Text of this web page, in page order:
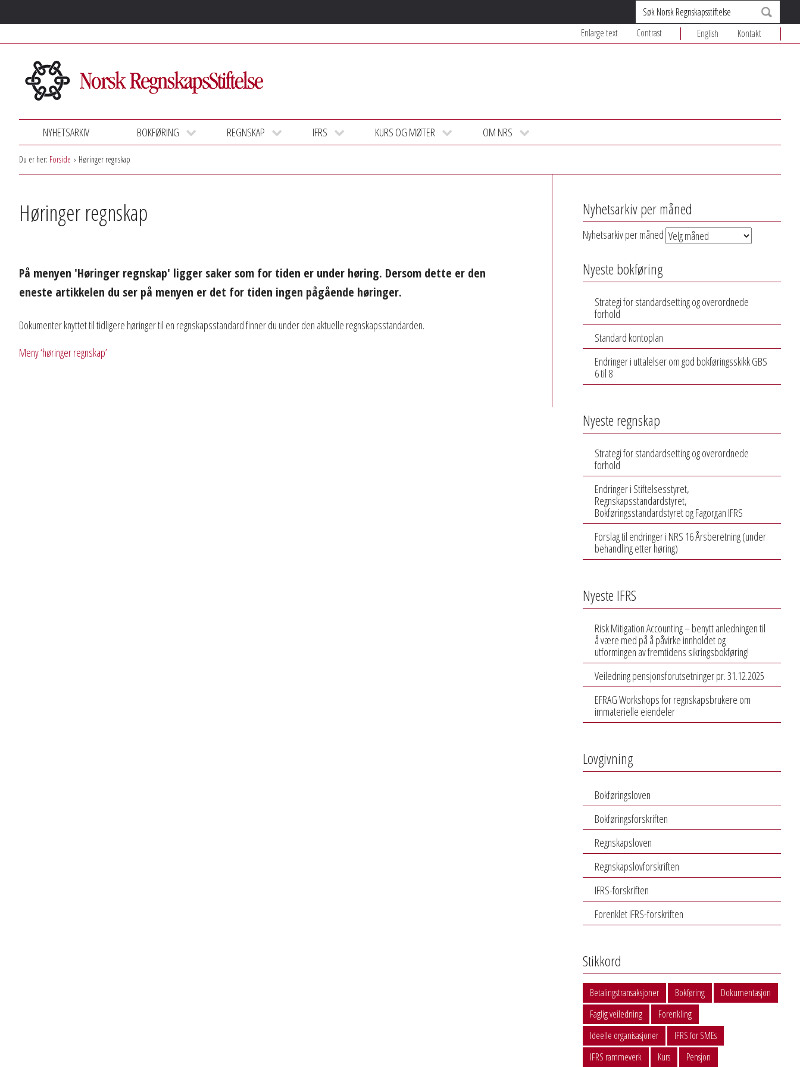
Søk
Enlarge text Contrast English Kontakt
NYHETSARKIV BOKFØRING REGNSKAP IFRS KURS OG MØTER OM NRS
Du er her: Forside Høringer regnskap
Høringer regnskap
På menyen 'Høringer regnskap' ligger saker som for tiden er under høring. Dersom dette er den
eneste artikkelen du ser på menyen er det for tiden ingen pågående høringer.
Dokumenter knyttet til tidligere høringer til en regnskapsstandard finner du under den aktuelle regnskapsstandarden.
Meny ‘høringer regnskap’
Nyhetsarkiv per måned
Nyhetsarkiv per måned
Nyeste bokføring
Strategi for standardsetting og overordnede
forhold
Standard kontoplan
Endringer i uttalelser om god bokføringsskikk GBS
6 til 8
Nyeste regnskap
Strategi for standardsetting og overordnede
forhold
Endringer i Stiftelsesstyret,
Regnskapsstandardstyret,
Bokføringsstandardstyret og Fagorgan IFRS
Forslag til endringer i NRS 16 Årsberetning (under
behandling etter høring)
Nyeste IFRS
Risk Mitigation Accounting – benytt anledningen til
å være med på å påvirke innholdet og
utformingen av fremtidens sikringsbokføring!
Veiledning pensjonsforutsetninger pr. 31.12.2025
EFRAG Workshops for regnskapsbrukere om
immaterielle eiendeler
Lovgivning
Bokføringsloven
Bokføringsforskriften
Regnskapsloven
Regnskapslovforskriften
IFRS-forskriften
Forenklet IFRS-forskriften
Stikkord
Betalingstransaksjoner Bokføring
Dokumentasjon
Faglig veiledning
Forenkling
Ideelle organisasjoner
IFRS for SMEs
IFRS rammeverk
Kurs Pensjon